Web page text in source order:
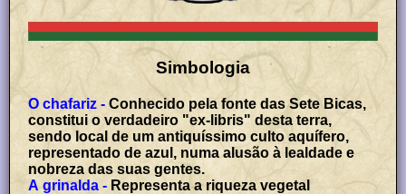
Simbologia
O chafariz - Conhecido pela fonte das Sete Bicas,
constitui o verdadeiro "ex-libris" desta terra,
sendo local de um antiquíssimo culto aquífero,
representado de azul, numa alusão à lealdade e
nobreza das suas gentes.
A grinalda - Representa a riqueza vegetal